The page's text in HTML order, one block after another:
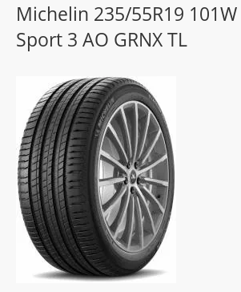
Michelin 235/55R19
Sport 3 AO GRNX TL